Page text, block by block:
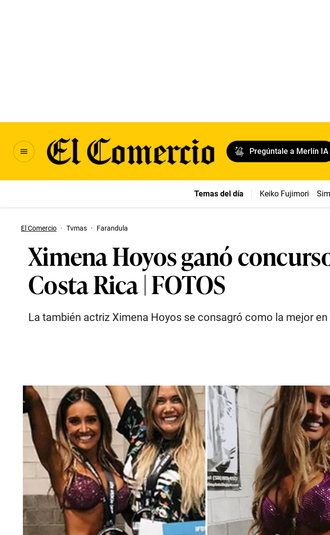
Pregúntale a Merlín IA
Temas del día Keiko Fujimori
El Comercio · Tvmas · Farandula
Ximena Hoyos ganó
Costa Rica | FOTOS
La también actriz Ximena Hoyos se consagró como la mejor